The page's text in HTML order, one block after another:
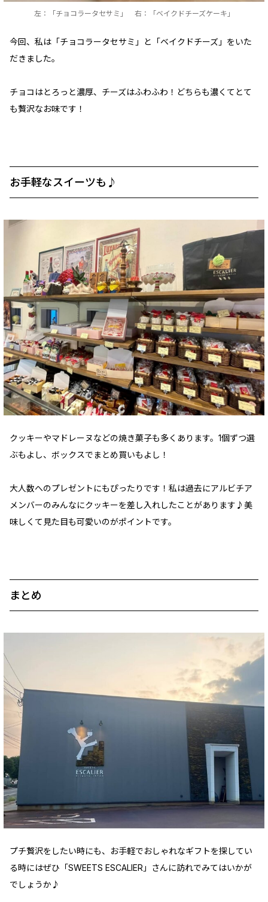
左：「チョコラータセサミ」 右：「ベイクドチーズケーキ」
今回、私は「チョコラータセサミ」と「ベイクドチーズ」をいた
だきました。
チョコはとろっと濃厚、チーズはふわふわ！どちらも濃くてとて
も贅沢なお味です！
お手軽なスイーツも♪
クッキーやマドレーヌなどの焼き菓子も多くあります。1個ずつ選
ぶもよし、ボックスでまとめ買いもよし！
大人数へのプレゼントにもぴったりです！私は過去にアルビチア
メンバーのみんなにクッキーを差し入れしたことがあります♪美
味しくて見た目も可愛いのがポイントです。
まとめ
プチ贅沢をしたい時にも、お手軽でおしゃれなギフトを探してい
る時にはぜひ「SWEETS ESCALIER」さんに訪れでみてはいかが
でしょうか♪